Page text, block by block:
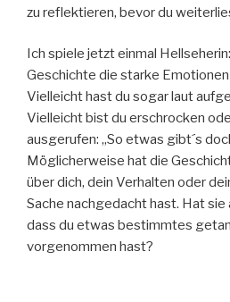
zu reflektieren, bevor du
Ich spiele jetzt einmal
Geschichte die starke
Vielleicht hast du sogar laut
Vielleicht bist du erschrocken
ausgerufen: „So etwas gibt´s
Möglicherweise hat die
über dich, dein Verhalten oder
Sache nachgedacht hast. Hat
dass du etwas bestimmtes
vorgenommen hast?